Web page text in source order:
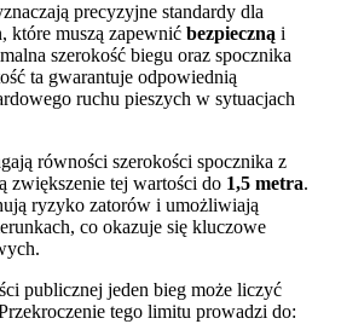
precyzyjne standardy dla
które muszą zapewnić bezpieczną i
szerokość biegu oraz spocznika
ta gwarantuje odpowiednią
ruchu pieszych w sytuacjach
równości szerokości spocznika z
zwiększenie tej wartości do 1,5 metra.
ryzyko zatorów i umożliwiają
co okazuje się kluczowe
publicznej jeden bieg może liczyć
tego limitu prowadzi do: